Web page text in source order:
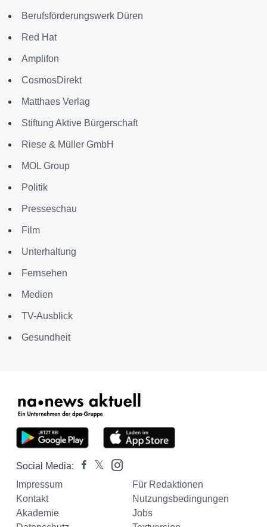
Berufsförderungswerk Düren
Red Hat
Amplifon
CosmosDirekt
Matthaes Verlag
Stiftung Aktive Bürgerschaft
Riese & Müller GmbH
MOL Group
Politik
Presseschau
Film
Unterhaltung
Fernsehen
Medien
TV-Ausblick
Gesundheit
Social Media:
Impressum
Für Redaktionen
Kontakt
Nutzungsbedingungen
Akademie
Jobs